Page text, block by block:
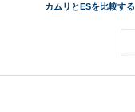
カムリとESを比較する